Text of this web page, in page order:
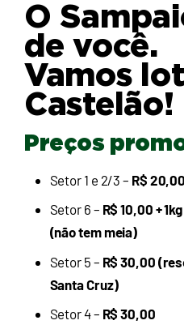
O
de você.
Vamos
Castelão!
Preços
Setor 1 e 2/3 – R$ 20,00
Setor 6 – R$ 10,00 +
(não tem meia)
Setor 5 – R$ 30,00
Santa Cruz)
Setor 4 – R$ 30,00